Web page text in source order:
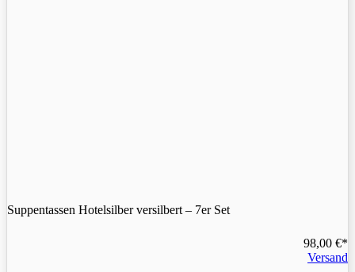
Suppentassen Hotelsilber versilbert – 7er Set
98,00 €
Versand